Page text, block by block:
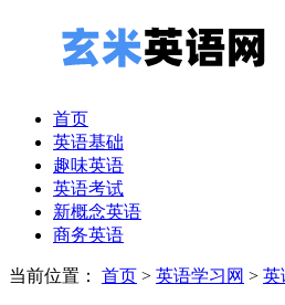
首页
英语基础
趣味英语
英语考试
新概念英语
商务英语
当前位置： 首页 > 英语学习网 > 英